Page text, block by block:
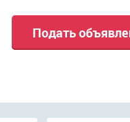
Подать